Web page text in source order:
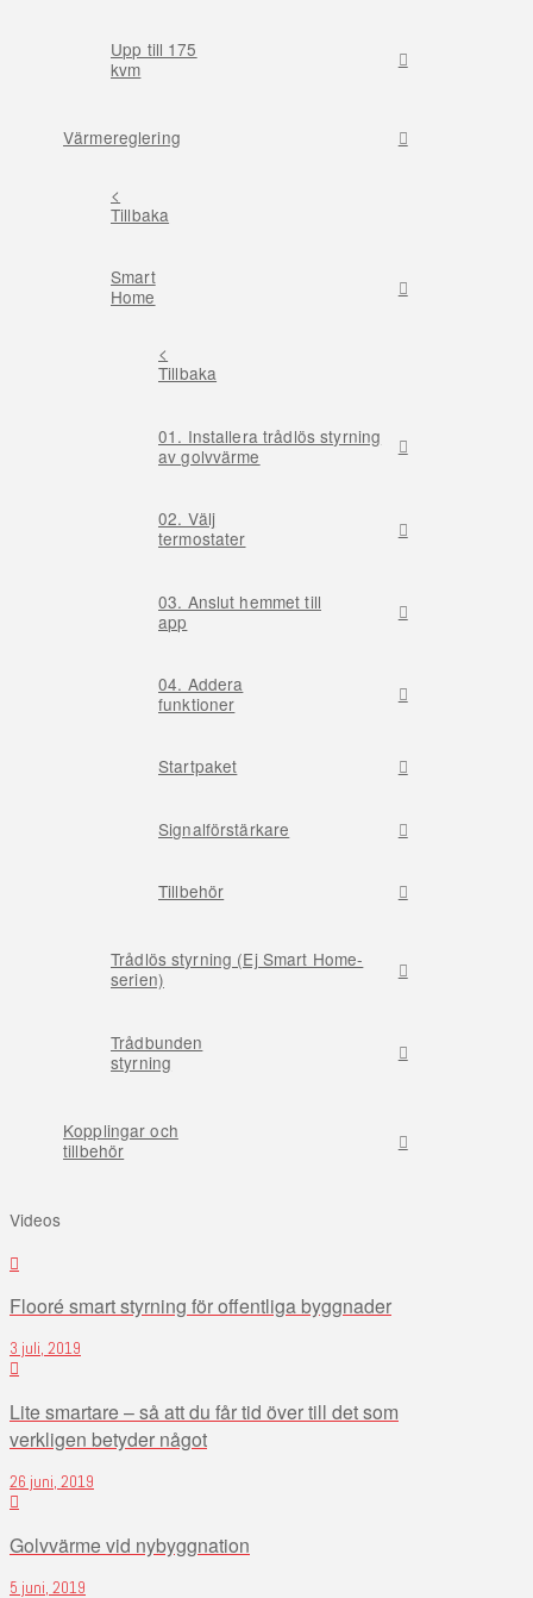
Upp till 175
kvm
Värmereglering
<
Tillbaka
Smart
Home
<
Tillbaka
01. Installera trådlös styrning
av golvvärme
02. Välj
termostater
03. Anslut hemmet till
app
04. Addera
funktioner
Startpaket
Signalförstärkare
Tillbehör
Trådlös styrning (Ej Smart Home-
serien)
Trådbunden
styrning
Kopplingar och
tillbehör
Videos
Flooré smart styrning för offentliga byggnader
3 juli, 2019
Lite smartare – så att du får tid över till det som
verkligen betyder något
26 juni, 2019
Golvvärme vid nybyggnation
5 juni, 2019